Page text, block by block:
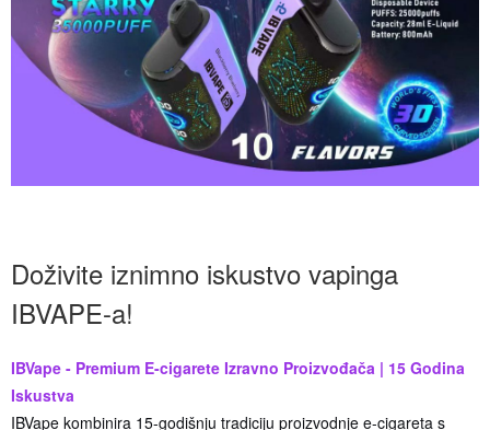
Doživite iznimno iskustvo vapinga
IBVAPE-a!
IBVape - Premium E-cigarete Izravno Proizvođača | 15 Godina
Iskustva
IBVape kombinira 15-godišnju tradiciju proizvodnje e-cigareta s